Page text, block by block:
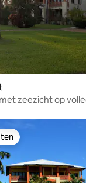
zeezicht op